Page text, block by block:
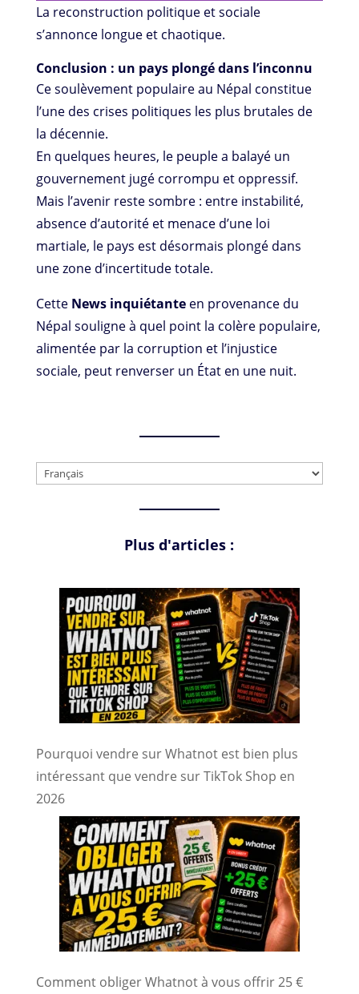
La reconstruction politique et sociale
s’annonce longue et chaotique.
Conclusion : un pays plongé dans l’inconnu
Ce soulèvement populaire au Népal constitue
l’une des crises politiques les plus brutales de
la décennie.
En quelques heures, le peuple a balayé un
gouvernement jugé corrompu et oppressif.
Mais l’avenir reste sombre : entre instabilité,
absence d’autorité et menace d’une loi
martiale, le pays est désormais plongé dans
une zone d’incertitude totale.
Cette News inquiétanteen provenance du
Népal souligne à quel point la colère populaire,
alimentée par la corruption et l’injustice
sociale, peut renverser un État en une nuit.
Choisir
Plus d'articles :
Pourquoi vendre sur Whatnot est bien plus
intéressant que vendre sur TikTok Shop en
2026
Comment obliger Whatnot à vous offrir 25 €